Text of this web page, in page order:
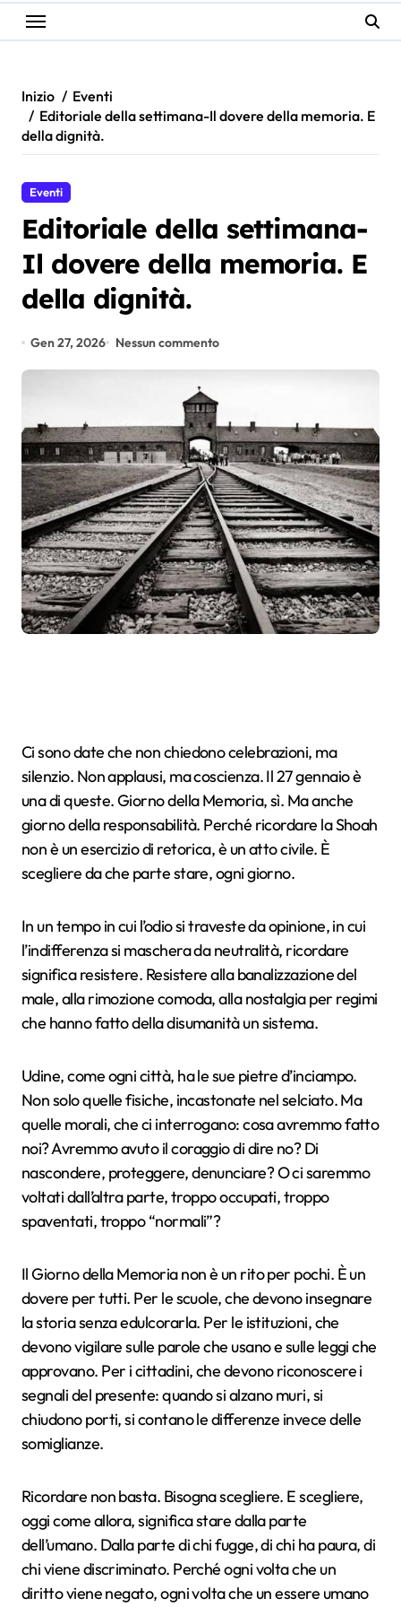
Inizio
Eventi
Editoriale della settimana-Il dovere della memoria. E
della dignità.
Eventi
Editoriale della settimana-
Il dovere della memoria. E
della dignità.
Gen 27, 2026 Nessun commento
Ci sono date che non chiedono celebrazioni, ma
silenzio. Non applausi, ma coscienza. Il 27 gennaio è
una di queste. Giorno della Memoria, sì. Ma anche
giorno della responsabilità. Perché ricordare la Shoah
non è un esercizio di retorica, è un atto civile. È
scegliere da che parte stare, ogni giorno.
In un tempo in cui l’odio si traveste da opinione, in cui
l’indifferenza si maschera da neutralità, ricordare
significa resistere. Resistere alla banalizzazione del
male, alla rimozione comoda, alla nostalgia per regimi
che hanno fatto della disumanità un sistema.
Udine, come ogni città, ha le sue pietre d’inciampo.
Non solo quelle fisiche, incastonate nel selciato. Ma
quelle morali, che ci interrogano: cosa avremmo fatto
noi? Avremmo avuto il coraggio di dire no? Di
nascondere, proteggere, denunciare? O ci saremmo
voltati dall’altra parte, troppo occupati, troppo
spaventati, troppo “normali”?
Il Giorno della Memoria non è un rito per pochi. È un
dovere per tutti. Per le scuole, che devono insegnare
la storia senza edulcorarla. Per le istituzioni, che
devono vigilare sulle parole che usano e sulle leggi che
approvano. Per i cittadini, che devono riconoscere i
segnali del presente: quando si alzano muri, si
chiudono porti, si contano le differenze invece delle
somiglianze.
Ricordare non basta. Bisogna scegliere. E scegliere,
oggi come allora, significa stare dalla parte
dell’umano. Dalla parte di chi fugge, di chi ha paura, di
chi viene discriminato. Perché ogni volta che un
diritto viene negato, ogni volta che un essere umano